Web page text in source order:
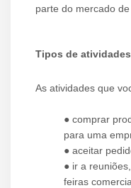
parte do mercado
Tipos de atividades
As atividades que
● comprar
para uma
● aceitar
● ir a
feiras